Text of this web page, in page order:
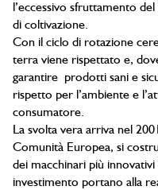
l’eccessivo sfruttamento
di coltivazione.
Con il ciclo di rotazione
terra viene rispettato e,
garantire prodotti sani e
rispetto per l’ambiente e
consumatore.
La svolta vera arriva nel
Comunità Europea, si
dei macchinari più
investimento portano alla